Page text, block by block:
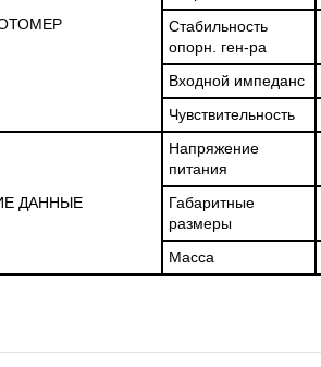
Стабильность
опорн. ген-ра
Входной импеданс
Чувствительность
ДАННЫЕ
Напряжение
питания
Габаритные
размеры
Масса